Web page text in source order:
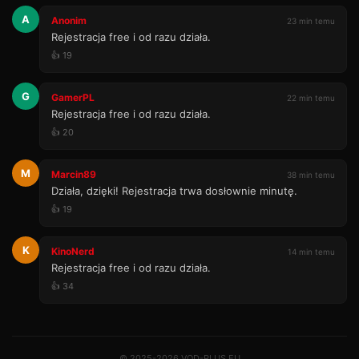
A Anonim 23 min temu
Rejestracja free i od razu działa.
👍 19
G GamerPL 22 min temu
Rejestracja free i od razu działa.
👍 20
M Marcin89 38 min temu
Działa, dzięki! Rejestracja trwa dosłownie minutę.
👍 19
K KinoNerd 14 min temu
Rejestracja free i od razu działa.
👍 34